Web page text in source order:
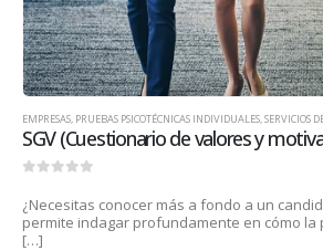
EMPRESAS, PRUEBAS PSICOTÉCNICAS INDIVIDUALES,SERVICIOS DE
SGV (Cuestionario de valores y
¿Necesitas conocer más a fondo a un
permite indagar profundamente en cómo
[…]